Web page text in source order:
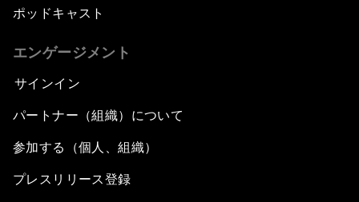
ポッドキャスト
エンゲージメント
サインイン
パートナー（組織）について
参加する（個人、組織）
プレスリリース登録